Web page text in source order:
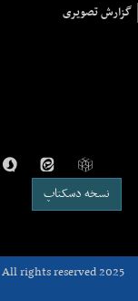
گزارش تصویری
نسخه دسکتاپ
rights reserved 2025